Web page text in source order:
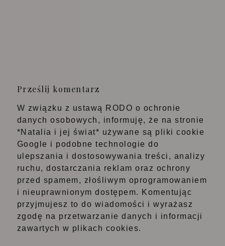
Prześlij komentarz
W związku z ustawą RODO o ochronie
danych osobowych, informuję, że na stronie
*Natalia i jej świat* używane są pliki cookie
Google i podobne technologie do
ulepszania i dostosowywania treści, analizy
ruchu, dostarczania reklam oraz ochrony
przed spamem, złośliwym oprogramowaniem
i nieuprawnionym dostępem. Komentując
przyjmujesz to do wiadomości i wyrażasz
zgodę na przetwarzanie danych i informacji
zawartych w plikach cookies.